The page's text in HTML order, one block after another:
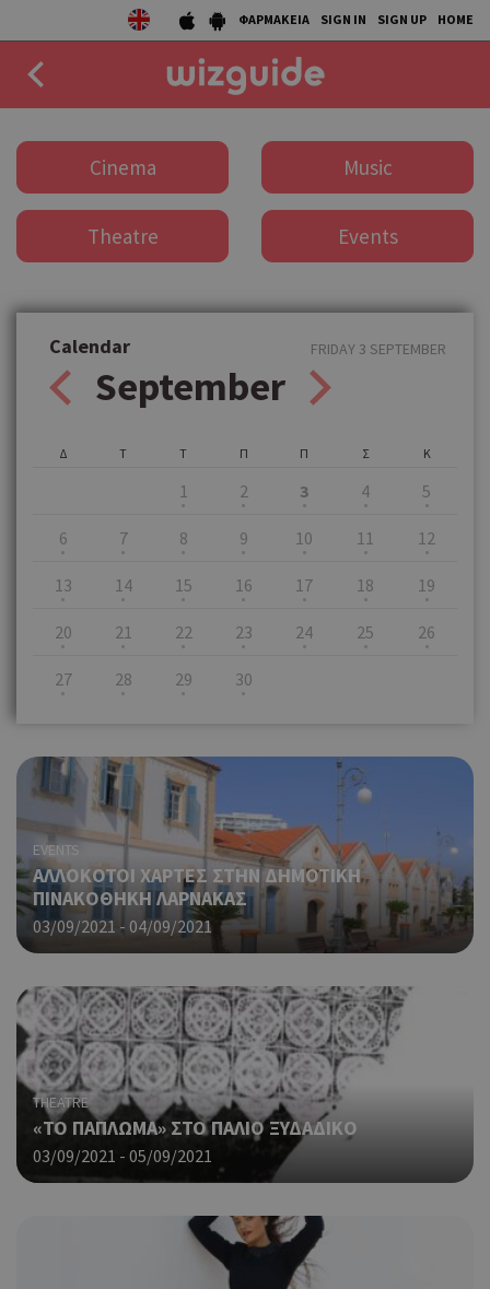
ΦΑΡΜΑΚΕΙΑ SIGN IN SIGN UP HOME
DRINK
COLLECTIONS
STORIES
Cinema Music
Theatre Events
Calendar
September
FRIDAY 3 SEPTEMBER
Δ Τ Τ
1
Π
2
Π
3
Σ
4
Κ
5
6 7 8 9 10 11 12
13 14 15 16 17 18 19
20 21 22 23 24 25 26
27 28 29 30
EVENTS
ΑΛΛΟΚΟΤΟΙ ΧΑΡΤΕΣ ΣΤΗΝ ΔΗΜΟΤΙΚΗ
ΠΙΝΑΚΟΘΗΚΗ ΛΑΡΝΑΚΑΣ
03/09/2021 - 04/09/2021
THEATRE
«ΤΟ ΠΑΠΛΩΜΑ» ΣΤΟ ΠΑΛΙΟ ΞΥΔΑΔΙΚΟ
03/09/2021 - 05/09/2021